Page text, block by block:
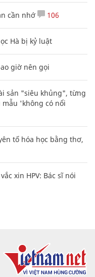
cần nhớ 106
Hà bị kỷ luật
giờ nên gọi
sản "siêu khủng", từng
'không có nổi
tố hóa học bằng thơ,
xin HPV: Bác sĩ nói